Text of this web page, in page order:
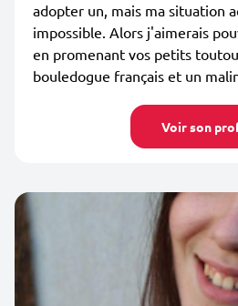
adopter un, mais ma situation
impossible. Alors j'aimerais
en promenant vos petits
bouledogue français et un
Voir son